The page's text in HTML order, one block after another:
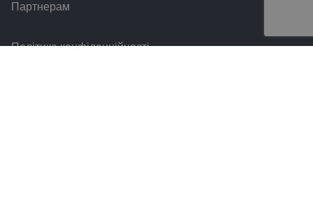
Партнерам
Політика конфіденційності